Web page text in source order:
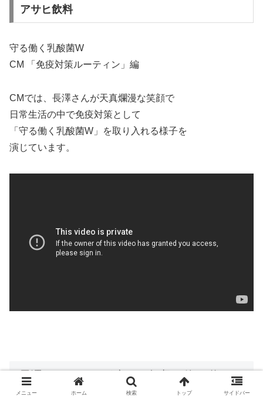
アサヒ飲料
守る働く乳酸菌W
CM 「免疫対策ルーティン」編
CMでは、長澤さんが天真爛漫な笑顔で
日常生活の中で免疫対策として
「守る働く乳酸菌W」を取り入れる様子を
演じています。
長澤まさみさんが稼いだ年収の使い道は？
メニュー ホーム 検索 トップ サイドバー